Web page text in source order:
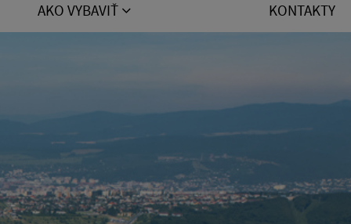
AKO VYBAVIŤ KONTAKTY